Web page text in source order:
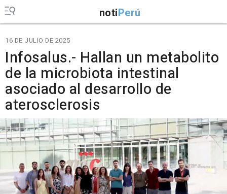
notiPerú
16 DE JULIO DE 2025
Infosalus.- Hallan un metabolito
de la microbiota intestinal
asociado al desarrollo de
aterosclerosis